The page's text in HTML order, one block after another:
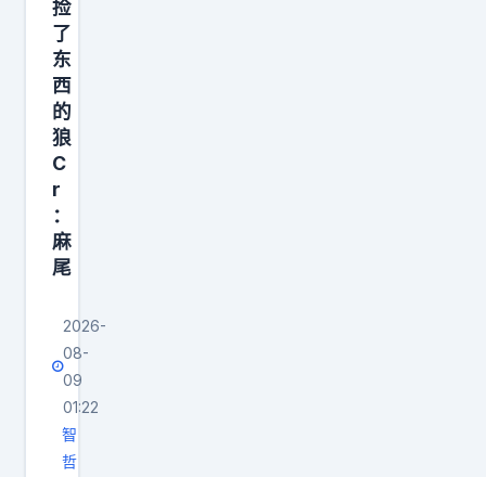
。
否
则
我
家
z
g
k
去
哪
收
票
，
去
下
汤
川
说
他
每
天
没
什
么
好
做
，
结
果
捡
了
东
西
的
狼
C
r
：
麻
尾
2026-
08-
09
01:22
智
哲